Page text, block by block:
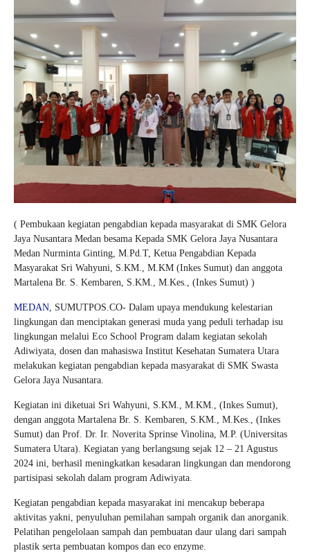
( Pembukaan kegiatan pengabdian kepada masyarakat di SMK Gelora
Jaya Nusantara Medan besama Kepada SMK Gelora Jaya Nusantara
Medan Nurminta Ginting, M.Pd.T, Ketua Pengabdian Kepada
Masyarakat Sri Wahyuni, S.KM., M.KM (Inkes Sumut) dan anggota
Martalena Br. S. Kembaren, S.KM., M.Kes., (Inkes Sumut) )
MEDAN, SUMUTPOS.CO- Dalam upaya mendukung kelestarian
lingkungan dan menciptakan generasi muda yang peduli terhadap isu
lingkungan melalui Eco School Program dalam kegiatan sekolah
Adiwiyata, dosen dan mahasiswa Institut Kesehatan Sumatera Utara
melakukan kegiatan pengabdian kepada masyarakat di SMK Swasta
Gelora Jaya Nusantara.
Kegiatan ini diketuai Sri Wahyuni, S.KM., M.KM., (Inkes Sumut),
dengan anggota Martalena Br. S. Kembaren, S.KM., M.Kes., (Inkes
Sumut) dan Prof. Dr. Ir. Noverita Sprinse Vinolina, M.P. (Universitas
Sumatera Utara). Kegiatan yang berlangsung sejak 12 – 21 Agustus
2024 ini, berhasil meningkatkan kesadaran lingkungan dan mendorong
partisipasi sekolah dalam program Adiwiyata.
Kegiatan pengabdian kepada masyarakat ini mencakup beberapa
aktivitas yakni, penyuluhan pemilahan sampah organik dan anorganik.
Pelatihan pengelolaan sampah dan pembuatan daur ulang dari sampah
plastik serta pembuatan kompos dan eco enzyme.